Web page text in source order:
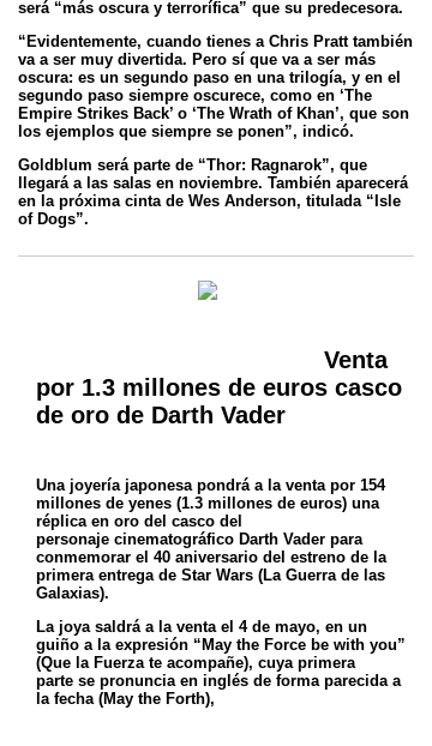
será “más oscura y terrorífica” que su predecesora.
“Evidentemente, cuando tienes a Chris Pratt también
va a ser muy divertida. Pero sí que va a ser más
oscura: es un segundo paso en una trilogía, y en el
segundo paso siempre oscurece, como en ‘The
Empire Strikes Back’ o ‘The Wrath of Khan’, que son
los ejemplos que siempre se ponen”, indicó.
Goldblum será parte de “Thor: Ragnarok”, que
llegará a las salas en noviembre. También aparecerá
en la próxima cinta de Wes Anderson, titulada “Isle
of Dogs”.
Venta
por 1.3 millones de euros casco
de oro de Darth Vader
Una joyería japonesa pondrá a la venta por 154
millones de yenes (1.3 millones de euros) una
réplica en oro del casco del
personaje cinematográfico Darth Vader para
conmemorar el 40 aniversario del estreno de la
primera entrega de Star Wars (La Guerra de las
Galaxias).
La joya saldrá a la venta el 4 de mayo, en un
guiño a la expresión “May the Force be with you”
(Que la Fuerza te acompañe), cuya primera
parte se pronuncia en inglés de forma parecida a
la fecha (May the Forth),